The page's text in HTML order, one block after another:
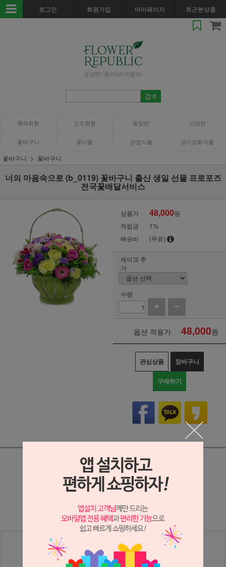
로그인 회원가입 마이페이지 최근본상품
축하화환 근조화환 동양란 서양란
꽃바구니 꽃다발 관엽식물 공기정화식물
꽃바구니 꽃바구니
너의 마음속으로 (b_0119) 꽃바구니 출산 생일 선물 프로포즈
전국꽃배달서비스
상품가 48,000원
적립금
1%
배송비
(무료)
케이크 추
가
수량
옵션 적용가 48,000원
관심상품 장바구니
구매하기
상세정보 새창 열기
상세 정보를 확대해 보실 수 있습니다.